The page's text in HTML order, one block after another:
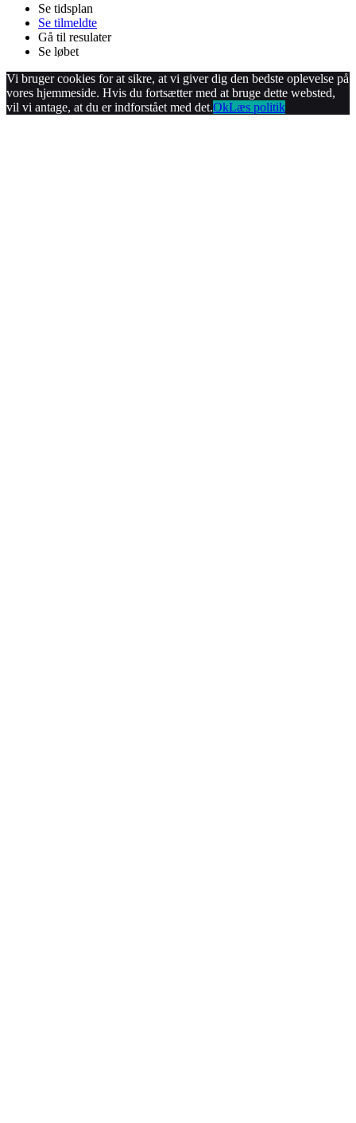
Se tidsplan
Se tilmeldte
Gå til resulater
Se løbet
Vi bruger cookies for at sikre, at vi giver dig den bedste oplevelse på
vores hjemmeside. Hvis du fortsætter med at bruge dette websted,
vil vi antage, at du er indforstået med det.OkLæs politik